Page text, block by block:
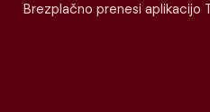
Brezplačno prenesi aplikacijo